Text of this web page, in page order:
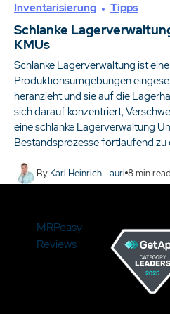
Inventarisierung Tipps
Schlanke
KMUs
Schlanke Lagerverwaltung ist
Produktionsumgebungen
heranzieht und sie auf die
sich darauf konzentriert,
eine schlanke Lagerverwaltung
Bestandsprozesse fortlaufend zu
By Karl Heinrich Lauri 8min read
MRPeasy
Reviews